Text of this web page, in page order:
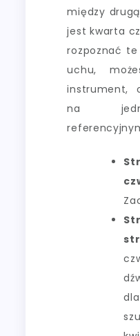
między
jest kwarta
rozpoznać te
uchu,
instrument,
na